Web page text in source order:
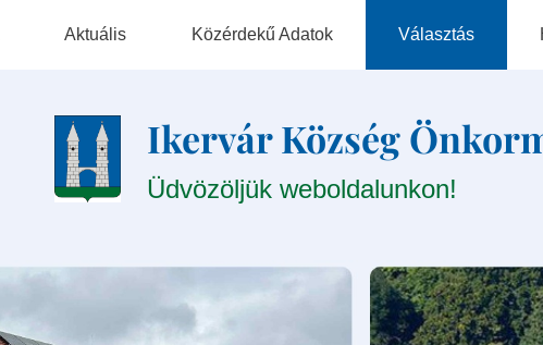
Aktuális Közérdekű Adatok
Általános Közzétételi Lista
Választás
Korábbi Választások
Ikervár Község
Üdvözöljük weboldalunkon!